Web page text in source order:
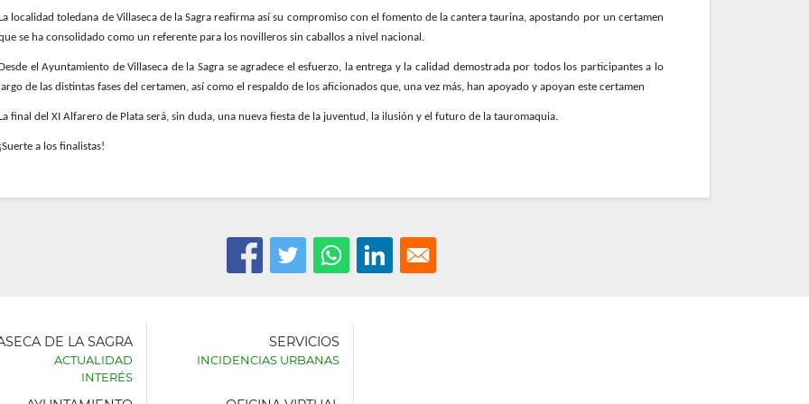
localidad toledana de Villaseca de la Sagra reafirma así su compromiso con el fomento de la cantera taurina, apostando por un certamen
se ha consolidado como un referente para los novilleros sin caballos a nivel nacional.
el Ayuntamiento de Villaseca de la Sagra se agradece el esfuerzo, la entrega y la calidad demostrada por todos los participantes a lo
de las distintas fases del certamen, así como el respaldo de los aficionados que, una vez más, han apoyado y apoyan este certamen
final del XI Alfarero de Plata será, sin duda, una nueva fiesta de la juventud, la ilusión y el futuro de la tauromaquia.
a los finalistas!
DE LA SAGRA
ACTUALIDAD
INTERÉS
SERVICIOS
INCIDENCIAS URBANAS